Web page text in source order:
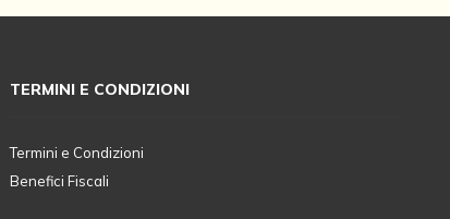
TERMINI E CONDIZIONI
Termini e Condizioni
Benefici Fiscali